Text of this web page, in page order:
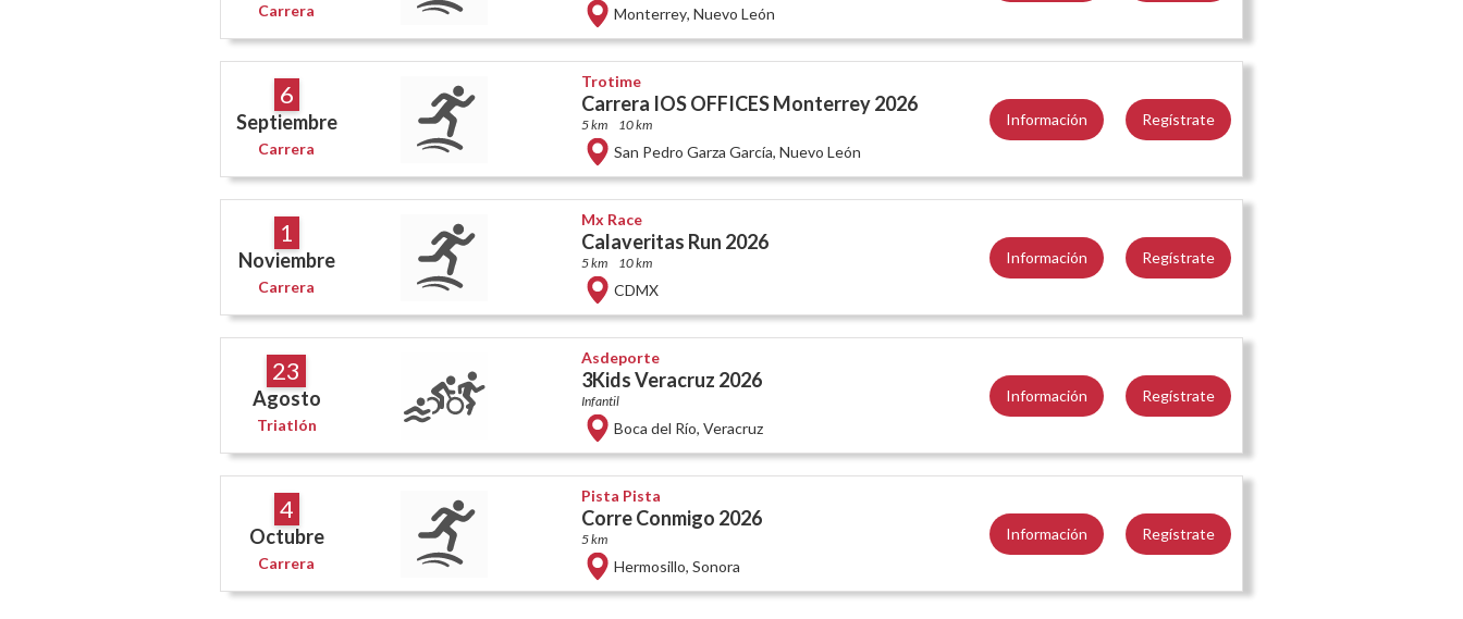
Carrera Monterrey, Nuevo León
6
Septiembre
Carrera
Trotime
Carrera IOS OFFICES Monterrey 2026
5 km 10 km
San Pedro Garza García, Nuevo León
Información Regístrate
1
Noviembre
Carrera
Mx Race
Calaveritas Run 2026
5 km 10 km
CDMX
Información Regístrate
23
Agosto
Triatlón
Asdeporte
3Kids Veracruz 2026
Infantil
Boca del Río, Veracruz
Información Regístrate
4
Octubre
Carrera
Pista Pista
Corre Conmigo 2026
5 km
Hermosillo, Sonora
Información Regístrate